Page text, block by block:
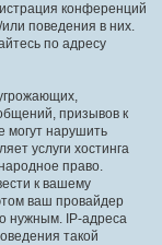
конференций
поведения в них.
по адресу
призывов к
могут нарушить
услуги хостинга
право.
к вашему
ваш провайдер
нужным. IP-адреса
такой